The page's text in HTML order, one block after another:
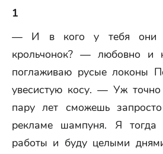
1
— И в кого у тебя они
крольчонок? — любовно и
поглаживаю русые локоны
увесистую косу. — Уж
пару лет сможешь
рекламе шампуня. Я тогда
работы и буду целыми